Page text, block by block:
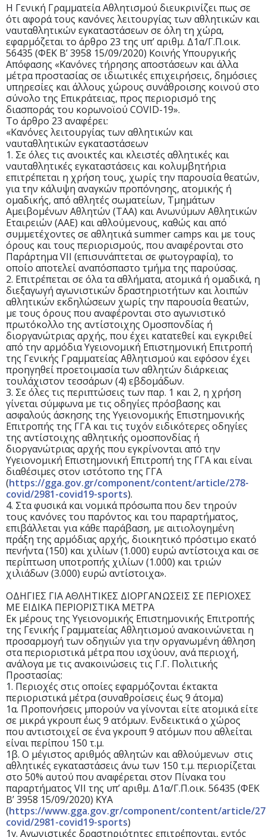
Η Γενική Γραμματεία Αθλητισμού διευκρινίζει πως σε
ότι αφορά τους κανόνες λειτουργίας των αθλητικών και
ναυταθλητικών εγκαταστάσεων σε όλη τη χώρα,
εφαρμόζεται το άρθρο 23 της υπ’ αριθμ. Δ1α/Γ.Π.οικ.
56435 (ΦΕΚ Β’ 3958 15/09/2020) Κοινής Υπουργικής
Απόφασης «Κανόνες τήρησης αποστάσεων και άλλα
μέτρα προστασίας σε ιδιωτικές επιχειρήσεις, δημόσιες
υπηρεσίες και άλλους χώρους συνάθροισης κοινού στο
σύνολο της Επικράτειας, προς περιορισμό της
διασποράς του κορωνοϊού COVID-19».
Το άρθρο 23 αναφέρει:
«Κανόνες λειτουργίας των αθλητικών και
ναυταθλητικών εγκαταστάσεων
1. Σε όλες τις ανοικτές και κλειστές αθλητικές και
ναυταθλητικές εγκαταστάσεις και κολυμβητήρια
επιτρέπεται η χρήση τους, χωρίς την παρουσία θεατών,
για την κάλυψη αναγκών προπόνησης, ατομικής ή
ομαδικής, από αθλητές σωματείων, Τμημάτων
Αμειβομένων Αθλητών (ΤΑΑ) και Ανωνύμων Αθλητικών
Εταιρειών (ΑΑΕ) και αθλούμενους, καθώς και από
συμμετέχοντες σε αθλητικά summer camps και με τους
όρους και τους περιορισμούς, που αναφέρονται στο
Παράρτημα VΙΙ (επισυνάπτεται σε φωτογραφία), το
οποίο αποτελεί αναπόσπαστο τμήμα της παρούσας.
2. Επιτρέπεται σε όλα τα αθλήματα, ατομικά ή ομαδικά, η
διεξαγωγή αγωνιστικών δραστηριοτήτων και λοιπών
αθλητικών εκδηλώσεων χωρίς την παρουσία θεατών,
με τους όρους που αναφέρονται στο αγωνιστικό
πρωτόκολλο της αντίστοιχης Ομοσπονδίας ή
διοργανώτριας αρχής, που έχει κατατεθεί και εγκριθεί
από την αρμόδια Υγειονομική Επιστημονική Επιτροπή
της Γενικής Γραμματείας Αθλητισμού και εφόσον έχει
προηγηθεί προετοιμασία των αθλητών διάρκειας
τουλάχιστον τεσσάρων (4) εβδομάδων.
3. Σε όλες τις περιπτώσεις των παρ. 1 και 2, η χρήση
γίνεται σύμφωνα με τις οδηγίες πρόσβασης και
ασφαλούς άσκησης της Υγειονομικής Επιστημονικής
Επιτροπής της ΓΓΑ και τις τυχόν ειδικότερες οδηγίες
της αντίστοιχης αθλητικής ομοσπονδίας ή
διοργανώτριας αρχής που εγκρίνονται από την
Υγειονομική Επιστημονική Επιτροπή της ΓΓΑ και είναι
διαθέσιμες στον ιστότοπο της ΓΓΑ
(https://gga.gov.gr/component/content/article/278-
covid/2981-covid19-sports).
4. Στα φυσικά και νομικά πρόσωπα που δεν τηρούν
τους κανόνες του παρόντος και του παραρτήματος,
επιβάλλεται για κάθε παράβαση, με αιτιολογημένη
πράξη της αρμόδιας αρχής, διοικητικό πρόστιμο εκατό
πενήντα (150) και χιλίων (1.000) ευρώ αντίστοιχα και σε
περίπτωση υποτροπής χιλίων (1.000) και τριών
χιλιάδων (3.000) ευρώ αντίστοιχα».
ΟΔΗΓΙΕΣ ΓΙΑ ΑΘΛΗΤΙΚΕΣ ΔΙΟΡΓΑΝΩΣΕΙΣ ΣΕ ΠΕΡΙΟΧΕΣ
ΜΕ ΕΙΔΙΚΑ ΠΕΡΙΟΡΙΣΤΙΚΑ ΜΕΤΡΑ
Εκ μέρους της Υγειονομικής Επιστημονικής Επιτροπής
της Γενικής Γραμματείας Αθλητισμού ανακοινώνεται η
προσαρμογή των οδηγιών για την οργανωμένη άθληση
στα περιοριστικά μέτρα που ισχύουν, ανά περιοχή,
ανάλογα με τις ανακοινώσεις τις Γ.Γ. Πολιτικής
Προστασίας:
1. Περιοχές στις οποίες εφαρμόζονται έκτακτα
περιοριστικά μέτρα (συναθροίσεις έως 9 άτομα)
1α. Προπονήσεις μπορούν να γίνονται είτε ατομικά είτε
σε μικρά γκρουπ έως 9 ατόμων. Ενδεικτικά ο χώρος
που αντιστοιχεί σε ένα γκρουπ 9 ατόμων που αθλείται
είναι περίπου 150 τ.μ.
1β. Ο μέγιστος αριθμός αθλητών και αθλούμενων στις
αθλητικές εγκαταστάσεις άνω των 150 τ.μ. περιορίζεται
στο 50% αυτού που αναφέρεται στον Πίνακα του
παραρτήματος VII της υπ’ αριθμ. Δ1α/Γ.Π.οικ. 56435 (ΦΕΚ
Β’ 3958 15/09/2020) ΚΥΑ
(https://www.gga.gov.gr/component/content/article/
covid/2981-covid19-sports)
1γ. Αγωνιστικές δραστηριότητες επιτρέπονται, εντός